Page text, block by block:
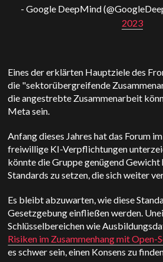
- Google DeepMind
2023
Eines der erklärten Hauptziele des
die "sektorübergreifende
die angestrebte Zusammenarbeit
Meta sein.
Anfang dieses Jahres hat das Forum
freiwillige KI-Verpflichtungen
könnte die Gruppe genügend Gewicht
Standards zu setzen, die sich weiter
Es bleibt abzuwarten, wie diese
Gesetzgebung einfließen werden.
Schlüsselbereichen wie
Risiken im Zusammenhang mit
es schwer sein, einen Konsens zu